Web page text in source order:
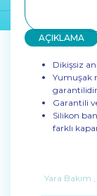
AÇIKLAMA
Dikişsiz
Yumuşak
garantilidir.
Garantili
Silikon
farklı
Yara Bakım